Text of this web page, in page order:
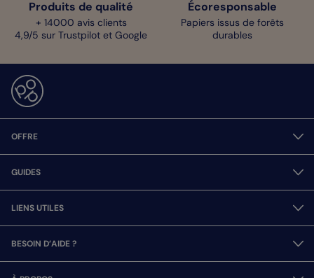
Produits de qualité
+ 14000 avis clients
4,9/5 sur Trustpilot et Google
Écoresponsable
Papiers issus de forêts
durables
OFFRE
GUIDES
LIENS UTILES
BESOIN D’AIDE ?